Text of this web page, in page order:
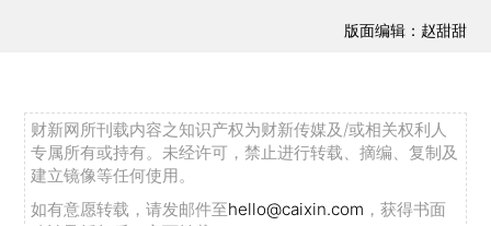
版面编辑：赵甜甜
财新网所刊载内容之知识产权为财新传媒及/或相关权利人
专属所有或持有。未经许可，禁止进行转载、摘编、复制及
建立镜像等任何使用。
如有意愿转载，请发邮件至hello@caixin.com ，获得书面